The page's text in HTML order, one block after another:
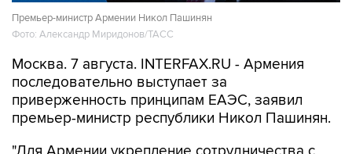
Премьер-министр Армении Никол Пашинян
Фото: Александр Миридонов/ТАСС
Москва. 7 августа. INTERFAX.RU - Армения
последовательно выступает за
приверженность принципам ЕАЭС, заявил
премьер-министр республики Никол Пашинян.